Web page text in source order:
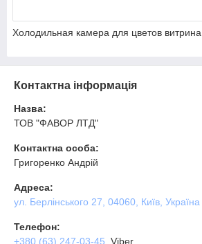
Холодильная камера для цветов витрина
Контактна інформація
Назва:
ТОВ "ФАВОР ЛТД"
Контактна особа:
Григоренко Андрій
Адреса:
ул. Берлінського 27, 04060, Київ, Україна
Телефон:
+380 (63) 247-03-45, Viber